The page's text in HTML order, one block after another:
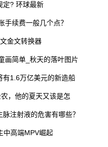
定? 环球最新
手续费一般几个点？
金文转换器
画简单_秋天的落叶图片
有1.6万亿美元的新造船
，他的夏天又该是怎
注射液的危害有哪些？
中高端MPV崛起